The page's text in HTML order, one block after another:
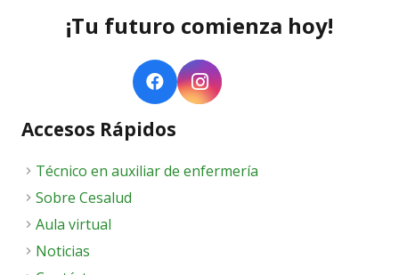
¡Tu futuro comienza hoy!
Accesos Rápidos
Técnico en auxiliar de enfermería
Sobre Cesalud
Aula virtual
Noticias